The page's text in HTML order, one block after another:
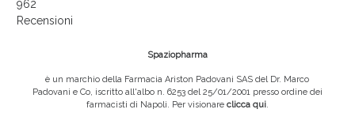
962
Recensioni
Spaziopharma
è un marchio della Farmacia Ariston Padovani SAS del Dr. Marco
Padovani e Co, iscritto all'albo n. 6253 del 25/01/2001 presso ordine dei
farmacisti di Napoli. Per visionare clicca qui.